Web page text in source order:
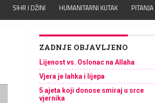
SIHR I DŽINI HUMANITARNI KUTAK PITANJA
ZADNJE OBJAVLJENO
Lijenost vs. Oslonac na Allaha
Vjera je lahka i lijepa
5 ajeta koji donose smiraj u srce
vjernika